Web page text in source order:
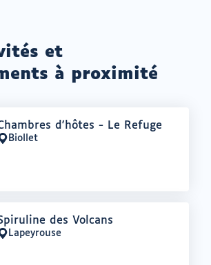
et
à proximité
d'hôtes - Le Refuge
Biollet
des Volcans
Lapeyrouse